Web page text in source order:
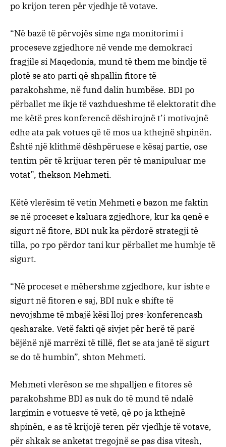
po krijon teren për vjedhje të votave.
“Në bazë të përvojës sime nga monitorimi i
proceseve zgjedhore në vende me demokraci
fragjile si Maqedonia, mund të them me bindje të
plotë se ato parti që shpallin fitore të
parakohshme, në fund dalin humbëse. BDI po
përballet me ikje të vazhdueshme të elektoratit dhe
me këtë pres konferencë dëshirojnë t’i motivojnë
edhe ata pak votues që të mos ua kthejnë shpinën.
Është një klithmë dëshpëruese e kësaj partie, ose
tentim për të krijuar teren për të manipuluar me
votat”, thekson Mehmeti.
Këtë vlerësim të vetin Mehmeti e bazon me faktin
se në proceset e kaluara zgjedhore, kur ka qenë e
sigurt në fitore, BDI nuk ka përdorë strategji të
tilla, po rpo përdor tani kur përballet me humbje të
sigurt.
“Në proceset e mëhershme zgjedhore, kur ishte e
sigurt në fitoren e saj, BDI nuk e shifte të
nevojshme të mbajë kësi lloj pres-konferencash
qesharake. Vetë fakti që sivjet për herë të parë
bëjënë një marrëzi të tillë, flet se ata janë të sigurt
se do të humbin”, shton Mehmeti.
Mehmeti vlerëson se me shpalljen e fitores së
parakohshme BDI as nuk do të mund të ndalë
largimin e votuesve të vetë, që po ja kthejnë
shpinën, e as të krijojë teren për vjedhje të votave,
për shkak se anketat tregojnë se pas disa vitesh,